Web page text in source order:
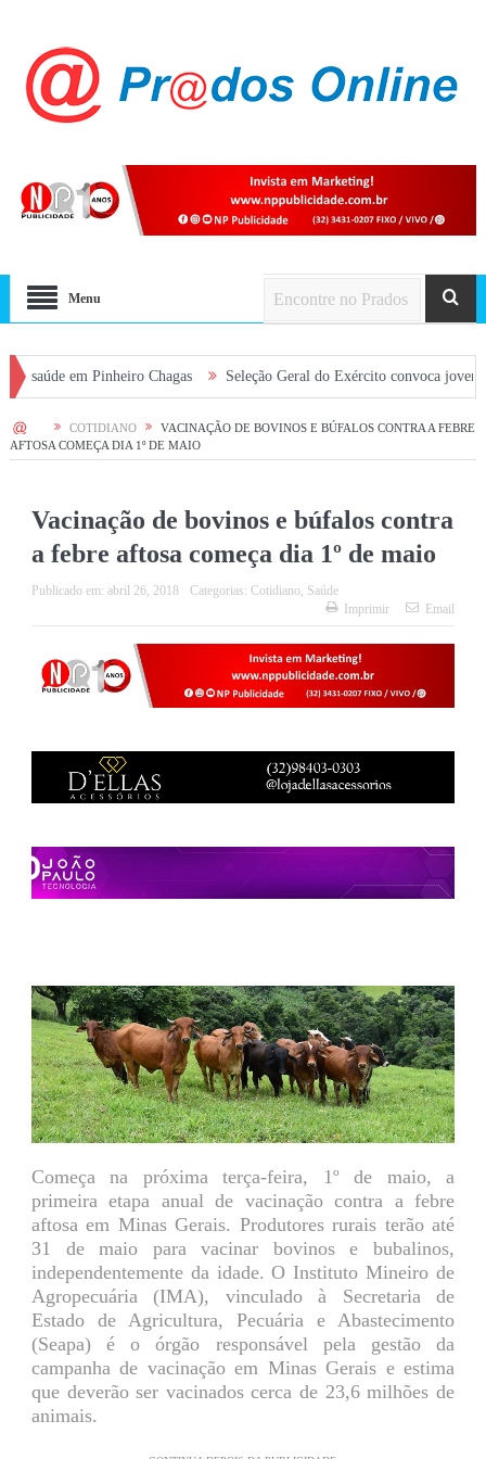
Menu
Pinheiro Chagas Seleção Geral do Exército convoca jovens alistados
HOME COTIDIANO
VACINAÇÃO DE BOVINOS E BÚFALOS CONTRA A FEBRE
AFTOSA COMEÇA DIA 1º DE MAIO
Vacinação de bovinos e búfalos contra
a febre aftosa começa dia 1º de maio
Publicado em: abril 26, 2018 Categorias: Cotidiano, Saúde
Imprimir
Email
Começa na próxima terça-feira, 1º de maio, a
primeira etapa anual de vacinação contra a febre
aftosa em Minas Gerais. Produtores rurais terão até
31 de maio para vacinar bovinos e bubalinos,
independentemente da idade. O Instituto Mineiro de
Agropecuária (IMA), vinculado à Secretaria de
Estado de Agricultura, Pecuária e Abastecimento
(Seapa) é o órgão responsável pela gestão da
campanha de vacinação em Minas Gerais e estima
que deverão ser vacinados cerca de 23,6 milhões de
animais.